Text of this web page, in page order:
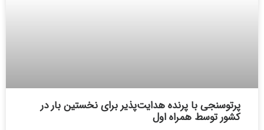
پرتوسنجی با پرنده هدایت‌پذیر برای نخستین بار در
کشور توسط همراه اول